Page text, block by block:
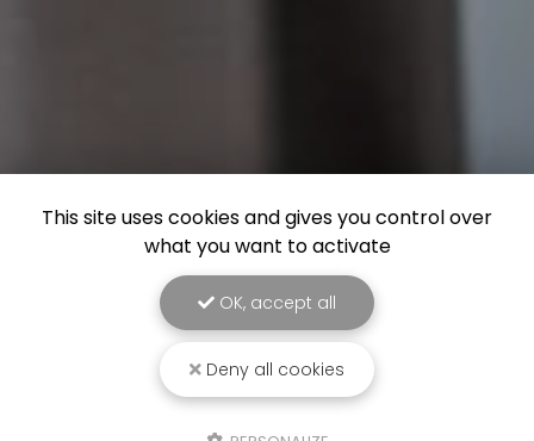
This site uses cookies and gives you control over
what you want to activate
OK, accept all
Deny all cookies